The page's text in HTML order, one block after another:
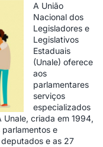
A União
Nacional dos
Legisladores e
Legislativos
Estaduais
(Unale) oferece
aos
parlamentares
serviços
especializados
criada em 1994,
e
e as 27